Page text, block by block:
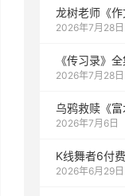
龙树老师《
2026年7月28日
《传习录》
2026年7月28日
乌鸦救赎《
2026年7月6日
K线舞者6付
2026年6月29日